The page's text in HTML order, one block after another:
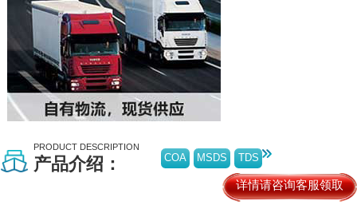
PRODUCT DESCRIPTION
产品介绍： COA MSDS TDS
详情请咨询客服领取